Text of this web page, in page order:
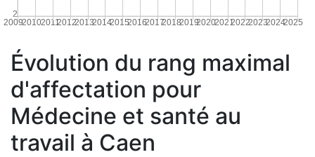
20092010201120122013201420152016201720182019202020212022202320242025
2
Évolution du rang maximal
d'affectation pour
Médecine et santé au
travail à Caen